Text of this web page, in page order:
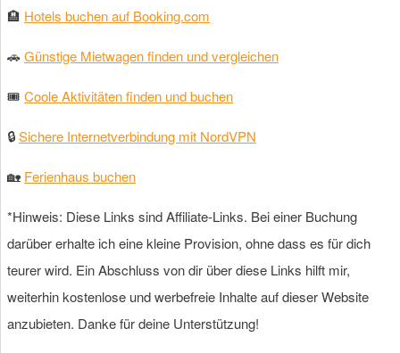
🏨 Hotels buchen auf Booking.com
🚗 Günstige Mietwagen finden und vergleichen
🎟 Coole Aktivitäten finden und buchen
🔒Sichere Internetverbindung mit NordVPN
🏡 Ferienhaus buchen
*Hinweis: Diese Links sind Affiliate-Links. Bei einer Buchung
darüber erhalte ich eine kleine Provision, ohne dass es für dich
teurer wird. Ein Abschluss von dir über diese Links hilft mir,
weiterhin kostenlose und werbefreie Inhalte auf dieser Website
anzubieten. Danke für deine Unterstützung!